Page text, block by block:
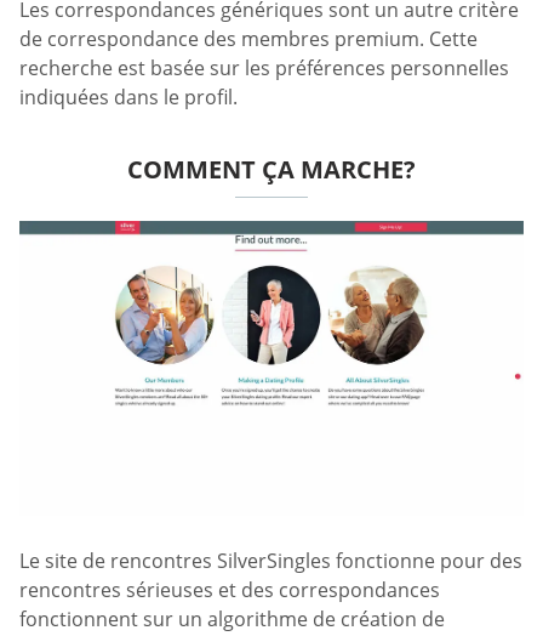
Les correspondances génériques sont un autre critère
de correspondance des membres premium. Cette
recherche est basée sur les préférences personnelles
indiquées dans le profil.
COMMENT ÇA MARCHE?
Le site de rencontres SilverSingles fonctionne pour des
rencontres sérieuses et des correspondances
fonctionnent sur un algorithme de création de